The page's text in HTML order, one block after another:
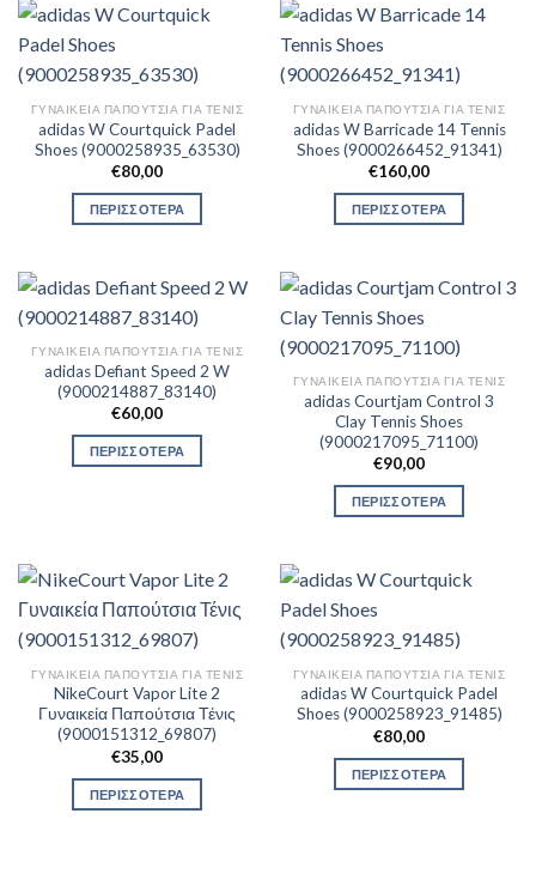
ΓΥΝΑΙΚΕΊΑ ΠΑΠΟΎΤΣΙΑ ΓΙΑ ΤΕΝΙΣ
adidas W Courtquick Padel
Shoes (9000258935_63530)
€80,00
ΠΕΡΙΣΣΟΤΕΡΑ
ΓΥΝΑΙΚΕΊΑ ΠΑΠΟΎΤΣΙΑ ΓΙΑ ΤΕΝΙΣ
adidas W Barricade 14 Tennis
Shoes (9000266452_91341)
€160,00
ΠΕΡΙΣΣΟΤΕΡΑ
ΓΥΝΑΙΚΕΊΑ ΠΑΠΟΎΤΣΙΑ ΓΙΑ ΤΕΝΙΣ
adidas Defiant Speed 2 W
(9000214887_83140)
€60,00
ΠΕΡΙΣΣΟΤΕΡΑ
ΓΥΝΑΙΚΕΊΑ ΠΑΠΟΎΤΣΙΑ ΓΙΑ ΤΕΝΙΣ
adidas Courtjam Control 3
Clay Tennis Shoes
(9000217095_71100)
€90,00
ΠΕΡΙΣΣΟΤΕΡΑ
ΓΥΝΑΙΚΕΊΑ ΠΑΠΟΎΤΣΙΑ ΓΙΑ ΤΕΝΙΣ
NikeCourt Vapor Lite 2
Γυναικεία Παπούτσια Τένις
(9000151312_69807)
€35,00
ΠΕΡΙΣΣΟΤΕΡΑ
ΓΥΝΑΙΚΕΊΑ ΠΑΠΟΎΤΣΙΑ ΓΙΑ ΤΕΝΙΣ
adidas W Courtquick Padel
Shoes (9000258923_91485)
€80,00
ΠΕΡΙΣΣΟΤΕΡΑ